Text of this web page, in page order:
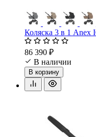
Коляска 3 в 1 Anex
86 390 ₽
В наличии
В корзину